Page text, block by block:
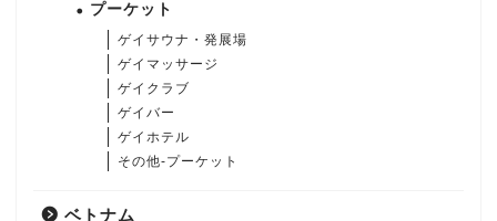
プーケット
ゲイサウナ・発展場
ゲイマッサージ
ゲイクラブ
ゲイバー
ゲイホテル
その他-プーケット
ベトナム